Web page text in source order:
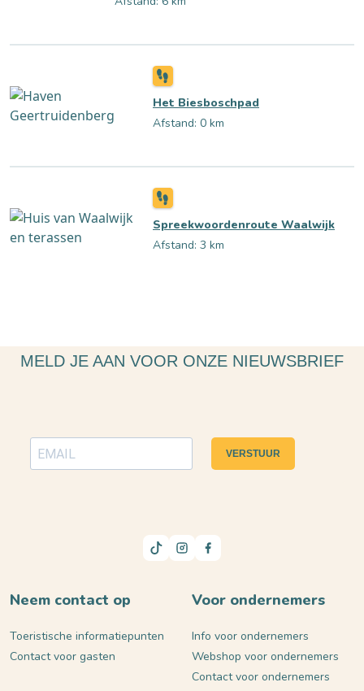
Het Biesboschpad
Afstand: 0 km
Spreekwoordenroute Waalwijk
Afstand: 3 km
MELD JE AAN VOOR ONZE NIEUWSBRIEF
VERSTUUR
Neem contact op
Toeristische informatiepunten
Contact voor gasten
Voor ondernemers
Info voor ondernemers
Webshop voor ondernemers
Contact voor ondernemers